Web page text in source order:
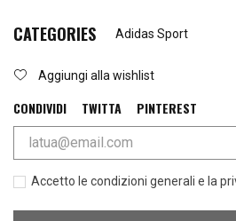
CATEGORIES Adidas Sport
Aggiungi alla wishlist
CONDIVIDI TWITTA PINTEREST
Accetto le condizioni generali e la